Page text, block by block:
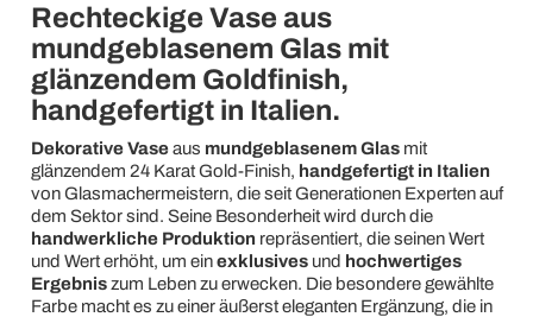
Rechteckige Vase aus
mundgeblasenem Glas mit
glänzendem Goldfinish,
handgefertigt in Italien.
Dekorative Vaseaus mundgeblasenem Glasmit
glänzendem 24 Karat Gold-Finish, handgefertigt in Italien
von Glasmachermeistern, die seit Generationen Experten auf
dem Sektor sind. Seine Besonderheit wird durch die
handwerkliche Produktion repräsentiert, die seinen Wert
und Wert erhöht, um einexklusivesund hochwertiges
Ergebniszum Leben zu erwecken. Die besondere gewählte
Farbe macht es zu einer äußerst eleganten Ergänzung, die in